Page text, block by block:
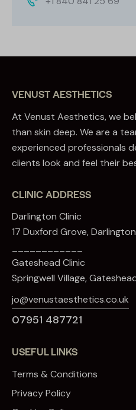
VENUST AESTHETICS
At Venust Aesthetics, we
than skin deep. We are a
experienced professionals
clients look and feel their
CLINIC ADDRESS
Darlington Clinic
17 Duxford Grove,
Gateshead Clinic
Springwell Village,
jo@venustaesthetics.co.uk
07951 487721
USEFUL LINKS
Terms & Conditions
Privacy Policy